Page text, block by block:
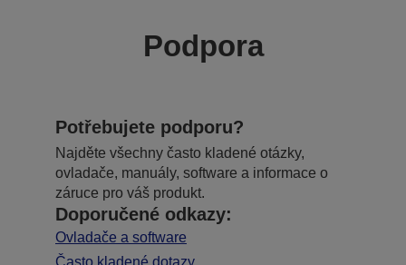
Podpora
Potřebujete podporu?
Najděte všechny často kladené otázky,
ovladače, manuály, software a informace o
záruce pro váš produkt.
Doporučené odkazy:
Ovladače a software
Často kladené dotazy